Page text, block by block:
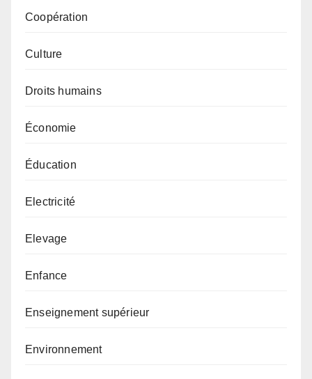
Coopération
Culture
Droits humains
Économie
Éducation
Electricité
Elevage
Enfance
Enseignement supérieur
Environnement